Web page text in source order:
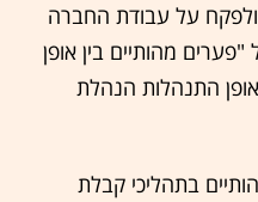
ולפקח על עבודת החברה
מהותיים בין אופן
אופן התנהלות הנהלת
בתהליכי קבלת